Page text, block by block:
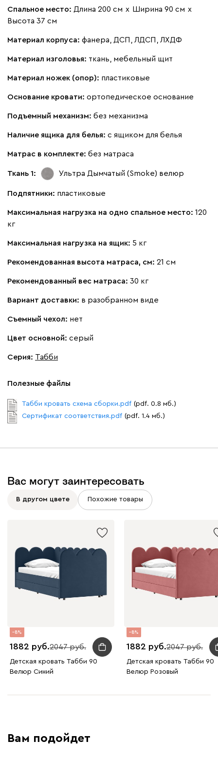
Бежевый Вишневый Голубой Графит
100 130 690 695
Бежевый Графит
240 396
Спальное место: Длина 200 см х Ширина 90 см х
Высота 37 см
Материал корпуса: фанера, ДСП, ЛДСП, ЛХДФ
Материал изголовья: ткань, мебельный щит
Материал ножек (опор): пластиковые
Основание кровати: ортопедическое основание
Подъемный механизм: без механизма
Наличие ящика для белья: с ящиком для белья
Матрас в комплекте: без матраса
Ткань 1: Ультра Дымчатый (Smoke) велюр
Подпятники: пластиковые
Максимальная нагрузка на одно спальное место: 120
кг
Максимальная нагрузка на ящик: 5 кг
Рекомендованная высота матраса, см: 21 см
Рекомендованный вес матраса: 30 кг
Вариант доставки: в разобранном виде
Съемный чехол: нет
Цвет основной: серый
Серия: Табби
Полезные файлы
Табби кровать схема сборки.pdf (pdf. 0.8 мб.)
Сертификат соответствия.pdf (pdf. 1.4 мб.)
Вас могут заинтересовать
В другом цвете Похожие товары
8
1882 2047
Детская кровать Табби 90
Велюр Синий
8
1882 2047
Детская кровать Табби 90
Велюр Розовый
Вам подойдет